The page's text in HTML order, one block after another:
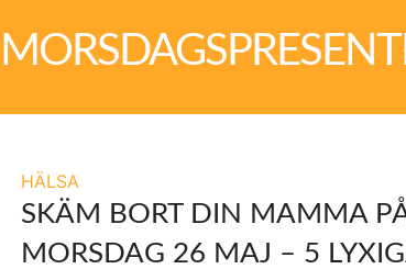
HÄLSA
SKÄM BORT DIN MAMMA
MORSDAG 26 MAJ – 5